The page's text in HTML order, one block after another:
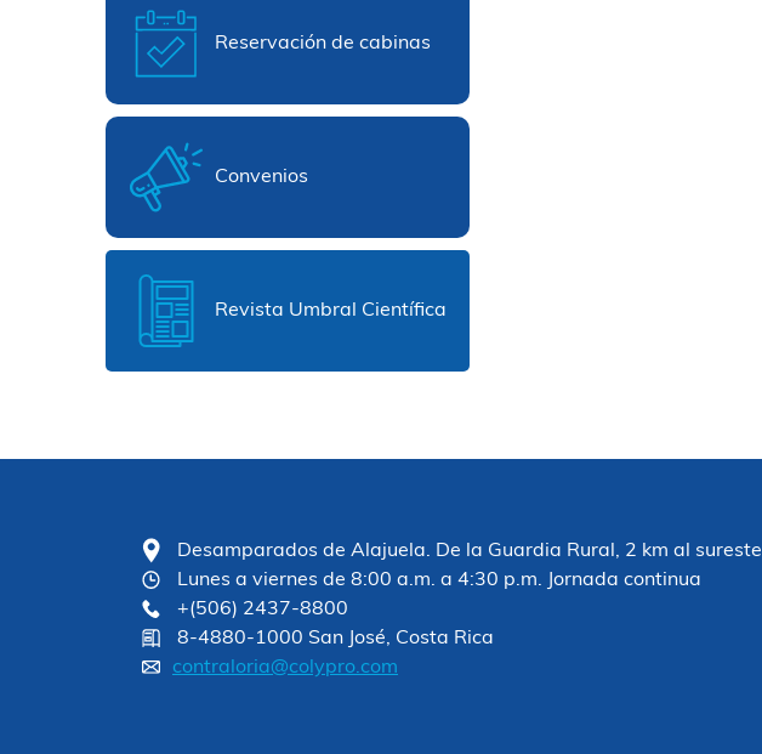
Reservación de cabinas
Convenios
Revista Umbral Científica
Desamparados de Alajuela. De la Guardia Rural, 2 km al sureste
Lunes a viernes de 8:00 a.m. a 4:30 p.m. Jornada continua
+(506) 2437-8800
8-4880-1000 San José, Costa Rica
contraloria@colypro.com